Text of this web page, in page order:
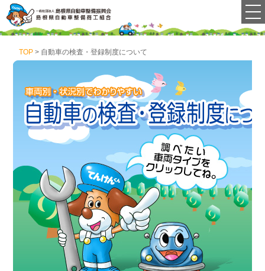
TOP > 自動車の検査・登録制度について